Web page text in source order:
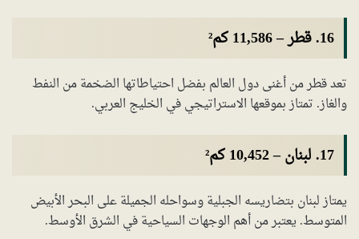
16. قطر–11,586 كم²
تعد قطر من أغنى دول العالم بفضل احتياطاتها الضخمة من النفط
والغاز. تمتاز بموقعها الاستراتيجي في الخليج العربي.
17. لبنان–10,452 كم²
يمتاز لبنان بتضاريسه الجبلية وسواحله الجميلة على البحر الأبيض
المتوسط. يعتبر من أهم الوجهات السياحية في الشرق الأوسط.